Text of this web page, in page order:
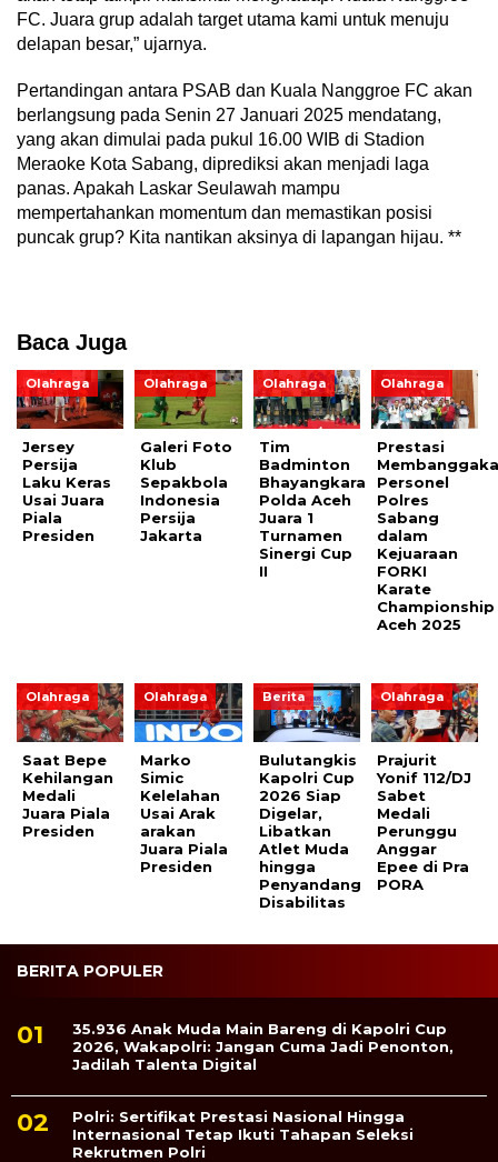
FC. Juara grup adalah target utama kami untuk menuju
delapan besar,” ujarnya.
Pertandingan antara PSAB dan Kuala Nanggroe FC akan
berlangsung pada Senin 27 Januari 2025 mendatang,
yang akan dimulai pada pukul 16.00 WIB di Stadion
Meraoke Kota Sabang, diprediksi akan menjadi laga
panas. Apakah Laskar Seulawah mampu
mempertahankan momentum dan memastikan posisi
puncak grup? Kita nantikan aksinya di lapangan hijau. **
Baca Juga
Olahraga
Jersey
Persija
Laku Keras
Usai Juara
Piala
Presiden
Olahraga
Galeri Foto
Klub
Sepakbola
Indonesia
Persija
Jakarta
Olahraga
Tim
Badminton
Bhayangkara
Polda Aceh
Juara 1
Turnamen
Sinergi Cup
II
Olahraga
Prestasi
Personel
Polres
Sabang
dalam
Kejuaraan
FORKI
Karate
Championship
Aceh 2025
Olahraga
Saat Bepe
Kehilangan
Medali
Juara Piala
Presiden
Olahraga
Marko
Simic
Kelelahan
Usai Arak
arakan
Juara Piala
Presiden
Berita
Bulutangkis
Kapolri Cup
2026 Siap
Digelar,
Libatkan
Atlet Muda
hingga
Penyandang
Disabilitas
Olahraga
Prajurit
Yonif 112/DJ
Sabet
Medali
Perunggu
Anggar
Epee di Pra
PORA
BERITA POPULER
35.936 Anak Muda Main Bareng di Kapolri Cup
2026, Wakapolri: Jangan Cuma Jadi Penonton,
Jadilah Talenta Digital
Polri: Sertifikat Prestasi Nasional Hingga
Internasional Tetap Ikuti Tahapan Seleksi
Rekrutmen Polri